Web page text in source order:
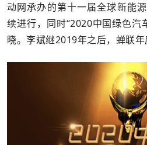
动网承办的第十一届全球新能
续进行，同时“2020中国绿色汽
晓。李斌继2019年之后，蝉联年